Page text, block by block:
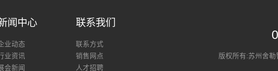
闻中心
业动态
业资讯
会新闻
联系我们
联系方式
销售网点
人才招聘
版权所有:苏州舍勒